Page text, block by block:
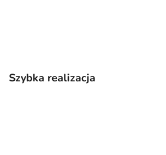
Szybka realizacja